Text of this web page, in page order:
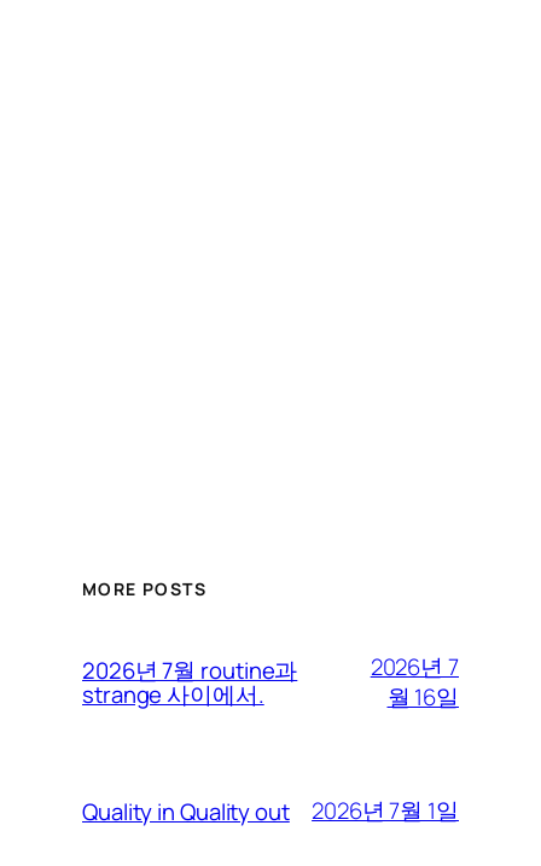
MORE POSTS
2026년 7월 routine과
strange 사이에서.
2026년 7
월 16일
Quality in Quality out 2026년 7월 1일